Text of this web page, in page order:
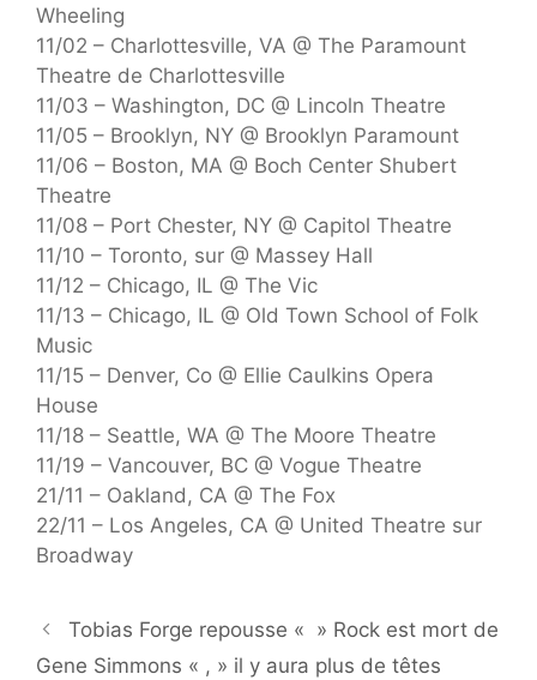
Wheeling
11/02 – Charlottesville, VA @ The Paramount
Theatre de Charlottesville
11/03 – Washington, DC @ Lincoln Theatre
11/05 – Brooklyn, NY @ Brooklyn Paramount
11/06 – Boston, MA @ Boch Center Shubert
Theatre
11/08 – Port Chester, NY @ Capitol Theatre
11/10 – Toronto, sur @ Massey Hall
11/12 – Chicago, IL @ The Vic
11/13 – Chicago, IL @ Old Town School of Folk
Music
11/15 – Denver, Co @ Ellie Caulkins Opera
House
11/18 – Seattle, WA @ The Moore Theatre
11/19 – Vancouver, BC @ Vogue Theatre
21/11 – Oakland, CA @ The Fox
22/11 – Los Angeles, CA @ United Theatre sur
Broadway
Tobias Forge repousse « » Rock est mort de
Gene Simmons « , » il y aura plus de têtes